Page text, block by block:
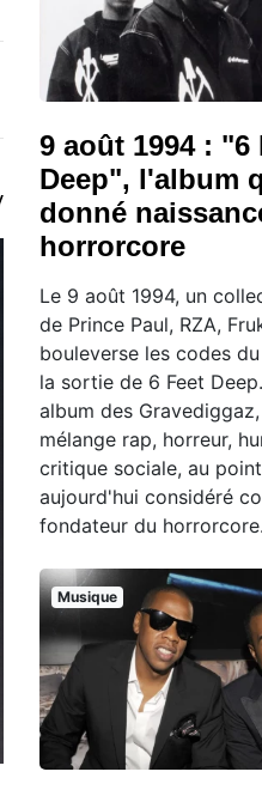
9 août 1994 : "6
Deep", l'album
donné
horrorcore
Le 9 août 1994, un
de Prince Paul, RZA,
bouleverse les codes
la sortie de 6 Feet
album des
mélange rap, horreur,
critique sociale, au
aujourd'hui considéré
fondateur du horrorcore.
Musique